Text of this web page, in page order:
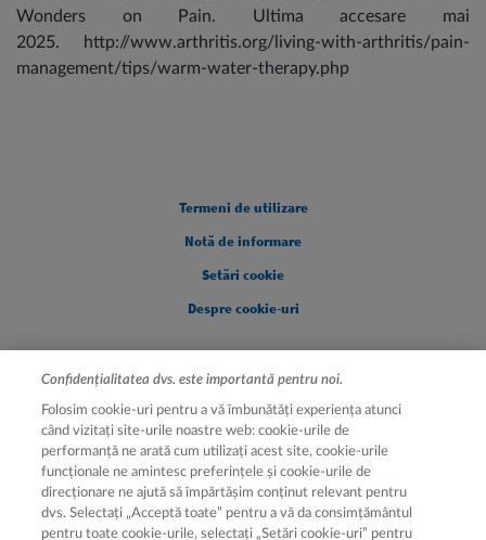
Wonders on Pain. Ultima accesare mai
2025. http://www.arthritis.org/living-with-arthritis/pain-
management/tips/warm-water-therapy.php
Termeni de utilizare
Notă de informare
Setări cookie
Despre cookie-uri
Hartă site
Confidențialitatea dvs. este importantă pentru noi.
Folosim cookie-uri pentru a vă îmbunătăți experiența atunci
când vizitați site-urile noastre web: cookie-urile de
performanță ne arată cum utilizați acest site, cookie-urile
funcționale ne amintesc preferințele și cookie-urile de
direcționare ne ajută să împărtășim conținut relevant pentru
dvs. Selectați „Acceptă toate” pentru a vă da consimțământul
pentru toate cookie-urile, selectați „Setări cookie-uri” pentru